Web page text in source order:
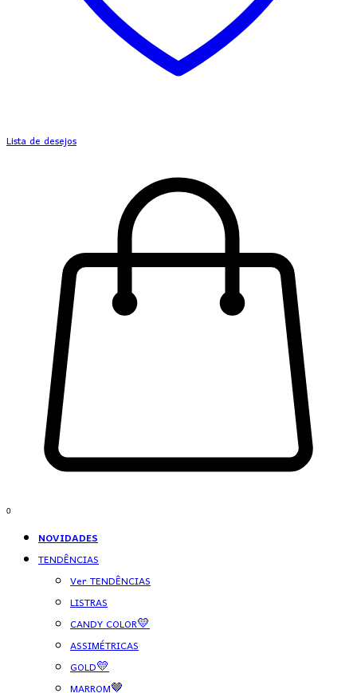
Lista de desejos
0
NOVIDADES
TENDÊNCIAS
Ver TENDÊNCIAS
LISTRAS
CANDY COLOR💛
ASSIMÉTRICAS
GOLD💛